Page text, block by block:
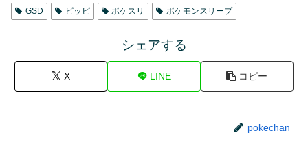
GSD ピッピ ポケスリ ポケモンスリープ
シェアする
X LINE コピー
pokechan